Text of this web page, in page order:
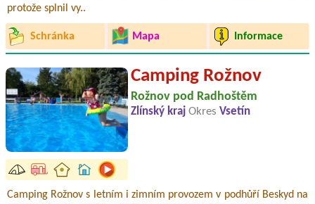
protože splnil vy..
Schránka Mapa Informace
Camping Rožnov
Rožnov pod Radhoštěm
Zlínský kraj Okres Vsetín
Camping Rožnov s letním i zimním provozem v podhůří Beskyd na